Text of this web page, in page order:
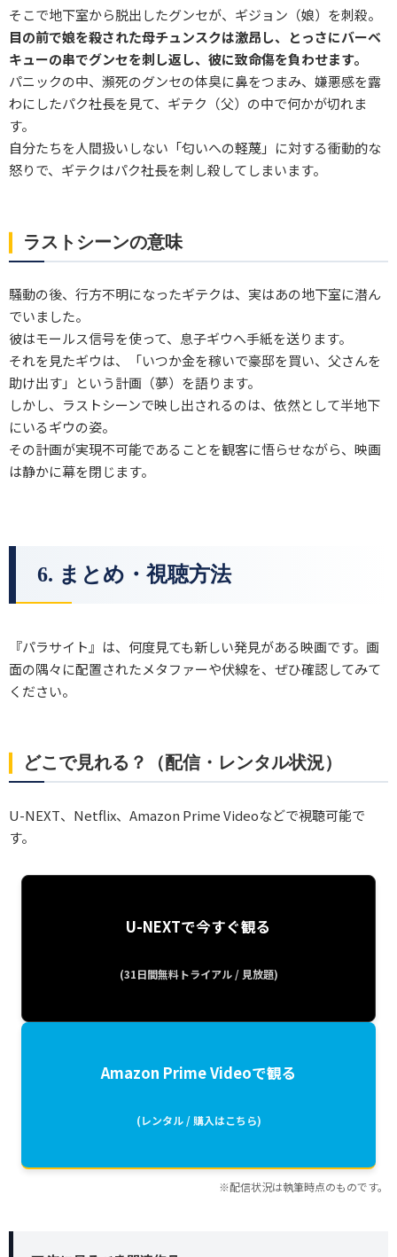
そこで地下室から脱出したグンセが、ギジョン（娘）を刺殺。
目の前で娘を殺された母チュンスクは激昂し、とっさにバーベ
キューの串でグンセを刺し返し、彼に致命傷を負わせます。
パニックの中、瀕死のグンセの体臭に鼻をつまみ、嫌悪感を露
わにしたパク社長を見て、ギテク（父）の中で何かが切れま
す。
自分たちを人間扱いしない「匂いへの軽蔑」に対する衝動的な
怒りで、ギテクはパク社長を刺し殺してしまいます。
ラストシーンの意味
騒動の後、行方不明になったギテクは、実はあの地下室に潜ん
でいました。
彼はモールス信号を使って、息子ギウへ手紙を送ります。
それを見たギウは、「いつか金を稼いで豪邸を買い、父さんを
助け出す」という計画（夢）を語ります。
しかし、ラストシーンで映し出されるのは、依然として半地下
にいるギウの姿。
その計画が実現不可能であることを観客に悟らせながら、映画
は静かに幕を閉じます。
6. まとめ・視聴方法
『パラサイト』は、何度見ても新しい発見がある映画です。画
面の隅々に配置されたメタファーや伏線を、ぜひ確認してみて
ください。
どこで見れる？（配信・レンタル状況）
U-NEXT、Netflix、Amazon Prime Videoなどで視聴可能で
す。
U-NEXTで今すぐ観る
(31日間無料トライアル / 見放題)
Amazon Prime Videoで観る
(レンタル / 購入はこちら)
※配信状況は執筆時点のものです。